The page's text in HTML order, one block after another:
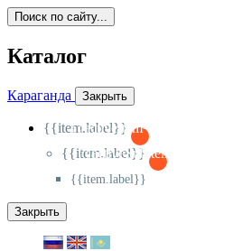
Поиск по сайту...
Каталог
Караганда Закрыть
{{item.label}}
{{activeItem==item.id?'-
{{item.label}}
{{activeSubitem==item.id?'-
{{item.label}}
Закрыть